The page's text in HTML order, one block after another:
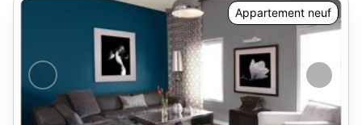
Appartement neuf